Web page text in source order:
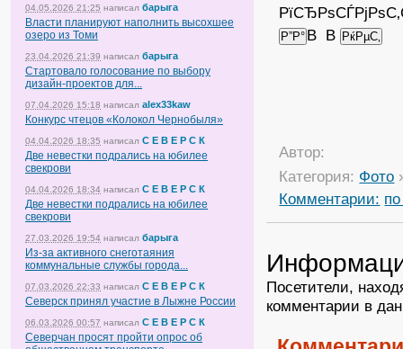
04.05.2026 21:25 написал барыга
Власти планируют наполнить высохшее
озеро из Томи
23.04.2026 21:39 написал барыга
Стартовало голосование по выбору
дизайн-проектов для...
07.04.2026 15:18 написал alex33kaw
Конкурс чтецов «Колокол Чернобыля»
04.04.2026 18:35 написал С Е В Е Р С К
Две невестки подрались на юбилее
свекрови
04.04.2026 18:34 написал С Е В Е Р С К
Две невестки подрались на юбилее
свекрови
27.03.2026 19:54 написал барыга
Из-за активного снеготаяния
коммунальные службы города...
07.03.2026 22:33 написал С Е В Е Р С К
Северск принял участие в Лыжне России
06.03.2026 00:57 написал С Е В Е Р С К
Северчан просят пройти опрос об
В В
Автор:
Категория: Фото
Комментарии:
Посетители,
комментарии в